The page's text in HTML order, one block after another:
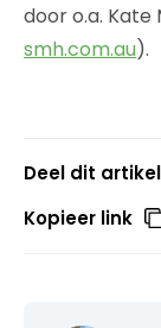
door o.a. Kate
smh.com.au).
Deel dit artikel
Kopieer link